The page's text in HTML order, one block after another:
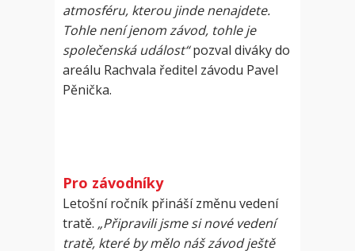
atmosféru, kterou jinde nenajdete.
Tohle není jenom závod, tohle je
společenská událost“pozval diváky do
areálu Rachvala ředitel závodu Pavel
Pěnička.
Pro závodníky
Letošní ročník přináší změnu vedení
tratě. „Připravili jsme si nové vedení
tratě, které by mělo náš závod ještě